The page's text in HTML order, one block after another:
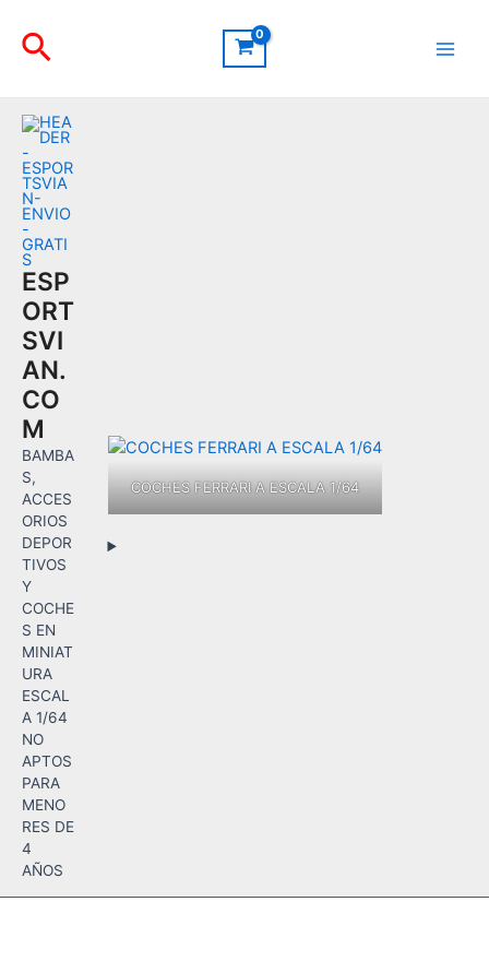
contenido
Buscar
ESP
ORT
SVI
AN.
CO
M
BAMBA
S,
ACCES
ORIOS
DEPOR
TIVOS
Y
COCHE
S EN
MINIAT
URA
ESCAL
A 1/64
NO
APTOS
PARA
MENO
RES DE
4
AÑOS
COCHES FERRARI A ESCALA 1/64